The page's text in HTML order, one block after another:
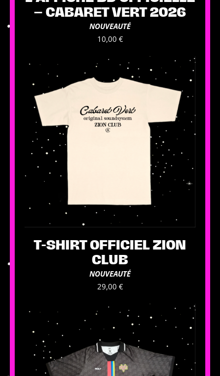
– CABARET VERT 2026
NOUVEAUTÉ
10,00 €
T-SHIRT OFFICIEL ZION
CLUB
NOUVEAUTÉ
29,00 €
plusieurs
variations.
Les
options
peuvent
être
choisies